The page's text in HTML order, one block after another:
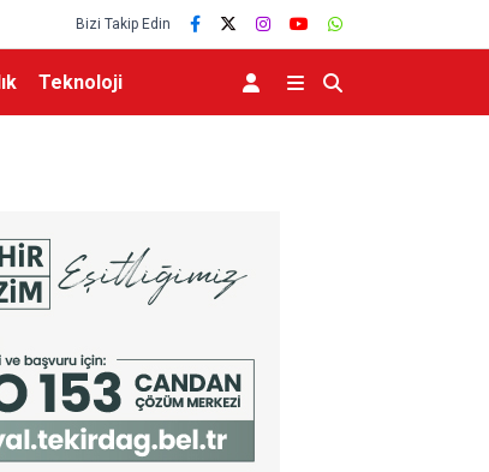
Bizi Takip Edin
Teknoloji
iş birliği